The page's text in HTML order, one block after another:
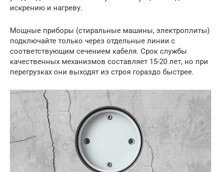
искрению и нагреву.
Мощные приборы (стиральные машины, электроплиты)
подключайте только через отдельные линии с
соответствующим сечением кабеля. Срок службы
качественных механизмов составляет 15-20 лет, но при
перегрузках они выходят из строя гораздо быстрее.